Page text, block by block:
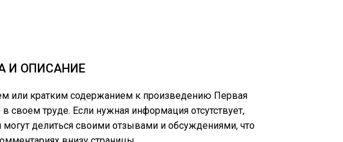
И ОПИСАНИЕ
или кратким содержанием к произведению Первая
в своем труде. Если нужная информация отсутствует,
могут делиться своими отзывами и обсуждениями, что